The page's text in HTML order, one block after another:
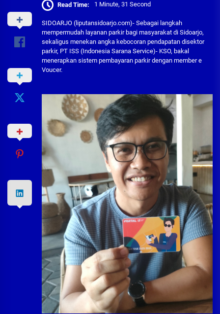
Read Time: 1 Minute, 31 Second
SIDOARJO (liputansidoarjo.com)- Sebagai langkah
mempermudah layanan parkir bagi masyarakat di Sidoarjo,
sekaligus menekan angka kebocoran pendapatan disektor
parkir, PT ISS (Indonesia Sarana Service)- KSO, bakal
menerapkan sistem pembayaran parkir dengan member e
Voucer.